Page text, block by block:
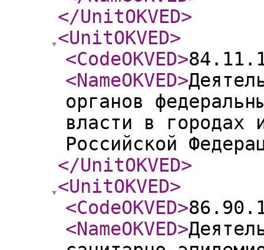
</UnitOKVED>
<UnitOKVED>
<CodeOKVED>
<NameOKVED>
органов
власти в городах
Российской
</UnitOKVED>
<UnitOKVED>
<CodeOKVED>
<NameOKVED>